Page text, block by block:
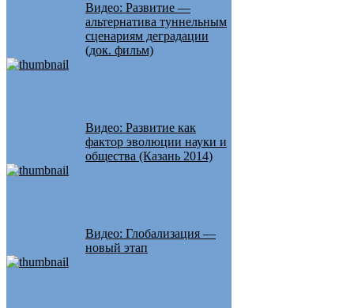
Видео: Развитие —
альтернатива туннельным
сценариям деградации
(док. фильм)
Видео: Развитие как
фактор эволюции науки и
общества (Казань 2014)
Видео: Глобализация —
новый этап